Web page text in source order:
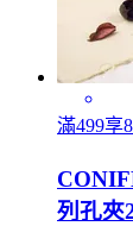
滿499享
列孔夾